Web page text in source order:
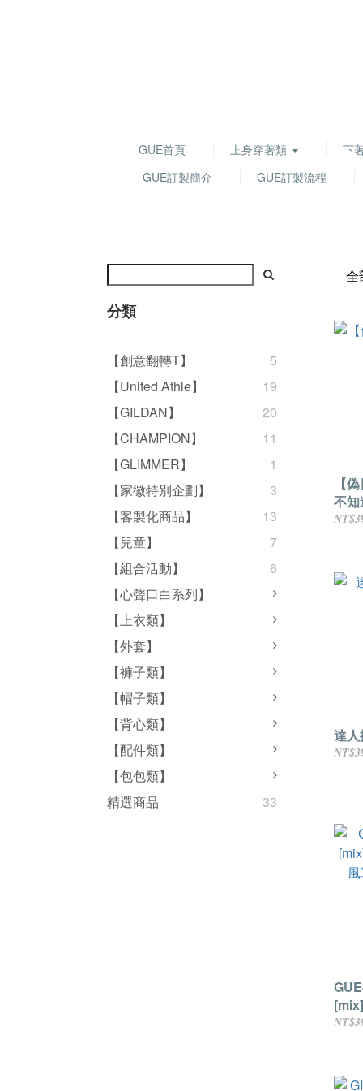
GUE首頁 上身穿著類 下
GUE訂製簡介
GUE訂製流程
分類
【創意翻轉T】
5
【United Athle】
19
【GILDAN】
20
【CHAMPION】
11
【GLIMMER】
1
【家徽特別企劃】
3
【客製化商品】
13
【兒童】
7
【組合活動】
6
【心聲口白系列】
【上衣類】
【外套】
【褲子類】
【帽子類】
【背心類】
【配件類】
【包包類】
精選商品
33
全
【
不知
達
風軍